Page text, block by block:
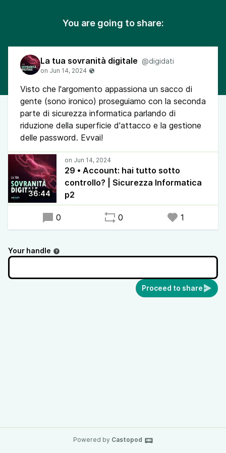
You are going to share:
La tua sovranità digitale @digidati
Visto che l'argomento appassiona un sacco di
gente (sono ironico) proseguiamo con la seconda
parte di sicurezza informatica parlando di
riduzione della superficie d'attacco e la gestione
delle password. Evvai!
36:44
29 • Account: hai tutto sotto
controllo? | Sicurezza Informatica
p2
0 0 1
Your handle
Proceed to share
Powered by Castopod